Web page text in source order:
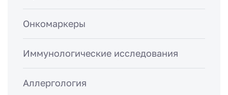
Онкомаркеры
Иммунологические исследования
Аллергология